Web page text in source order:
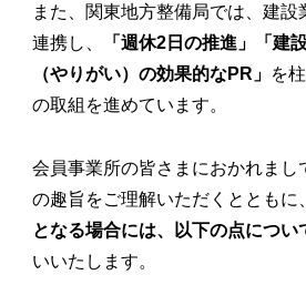
また、関東地方整備局では、建設
連携し、
「週休2日の推進」「建
（やりがい）の効果的なPR」 を
の取組を進めています。
会員事業所の皆さまにおかれまし
の趣旨をご理解いただくとともに、
となる場合には、以下の点につい
いいたします。